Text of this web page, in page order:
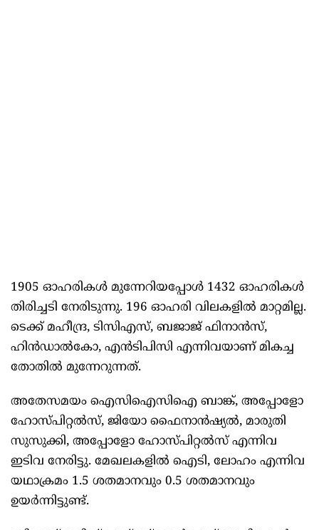
1905 ഓഹരികള്‍ മുന്നേറിയപ്പോള്‍ 1432 ഓഹരികള്‍
തിരിച്ചടി നേരിടുന്നു. 196 ഓഹരി വിലകളില്‍ മാറ്റമില്ല.
ടെക്ക് മഹീന്ദ്ര, ടിസിഎസ്, ബജാജ് ഫിനാന്‍സ്,
ഹിന്‍ഡാല്‍കോ, എന്‍ടിപിസി എന്നിവയാണ് മികച്ച
തോതില്‍ മുന്നേറുന്നത്.
അതേസമയം ഐസിഐസിഐ ബാങ്ക്, അപ്പോളോ
ഹോസ്പിറ്റല്‍സ്, ജിയോ ഫൈനാന്‍ഷ്യല്‍, മാരുതി
സുസുക്കി, അപ്പോളോ ഹോസ്പിറ്റല്‍സ് എന്നിവ
ഇടിവ നേരിട്ടു. മേഖലകളില്‍ ഐടി, ലോഹം എന്നിവ
യഥാക്രമം 1.5 ശതമാനവും 0.5 ശതമാനവും
ഉയര്‍ന്നിട്ടുണ്ട്.